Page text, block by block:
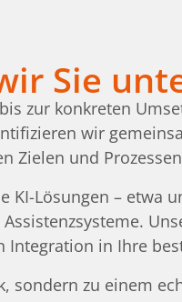
Sie
zur konkreten
wir
Zielen und
Lösungen – etwa
Integration in Ihre
sondern zu einem